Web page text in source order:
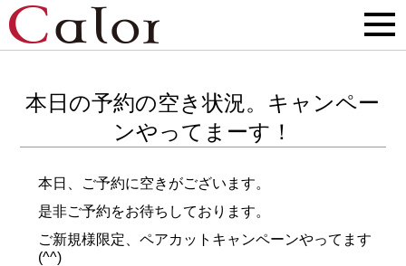
本日の予約の空き状況。キャンペー
ンやってまーす！
本日、ご予約に空きがございます。
是非ご予約をお待ちしております。
ご新規様限定、ペアカットキャンペーンやってます
(^^)